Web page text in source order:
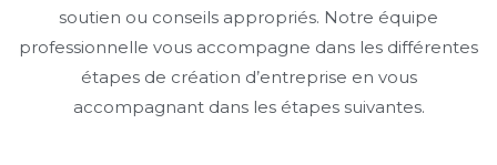
soutien ou conseils appropriés. Notre équipe
professionnelle vous accompagne dans les différentes
étapes de création d’entreprise en vous
accompagnant dans les étapes suivantes.